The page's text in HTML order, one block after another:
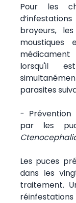
Pour les
broyeurs,
moustiques
lorsqu'il
parasites
- Prévention
par les
Les puces
dans les
traitement.